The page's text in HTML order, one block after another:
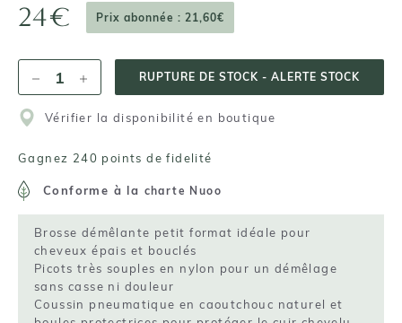
24€ Prix abonnée : 21,60€
RUPTURE DE STOCK - ALERTE STOCK
Vérifier la disponibilité en boutique
Gagnez 240 points de fidelité
Conforme à la charte Nuoo
Brosse démêlante petit format idéale pour
cheveux épais et bouclés
Picots très souples en nylon pour un démêlage
sans casse ni douleur
Coussin pneumatique en caoutchouc naturel et